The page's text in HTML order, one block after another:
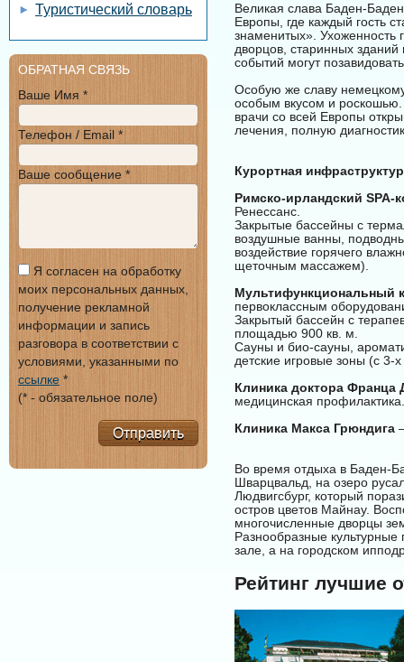
Великая слава Баден-
Европы, где каждый гость
знаменитых». Ухоженность
дворцов, старинных
событий могут
Особую же славу
особым вкусом и
врачи со всей Европы
лечения, полную
Курортная
Римско-ирландский SPA-
Ренессанс.
Закрытые бассейны с
воздушные ванны,
воздействие горячего
щеточным массажем).
Мультифункциональный
первоклассным
Закрытый бассейн с
площадью 900 кв. м.
Сауны и био-сауны,
детские игровые зоны (с 3-
Клиника доктора Франца
медицинская профилактика.
Клиника Макса Грюндига
Во время отдыха в Баден-
Шварцвальд, на озеро
Людвигсбург, который
остров цветов Майнау.
многочисленные дворцы
Разнообразные
зале, а на городском
Рейтинг лучшие
Туристический словарь
ОБРАТНАЯ СВЯЗЬ
Ваше Имя *
Телефон / Email *
Ваше сообщение *
Я согласен на обработку
моих персональных данных,
получение рекламной
информации и запись
разговора в соответствии с
условиями, указанными по
ссылке *
(* - обязательное поле)
Отправить